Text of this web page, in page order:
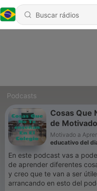
Podcasts
Cosas Que
de
Motivado a
educativo del
En este podcast vas a
de aprender diferentes
y creo que te van a ser
arrancando en esto del